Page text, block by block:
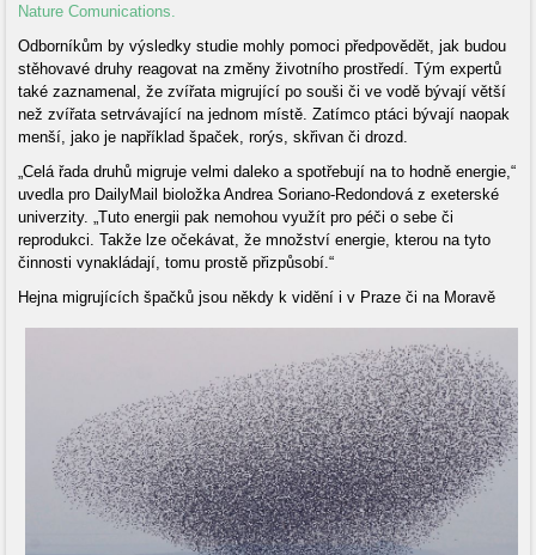
Nature Comunications.
Odborníkům by výsledky studie mohly pomoci předpovědět, jak budou
stěhovavé druhy reagovat na změny životního prostředí. Tým expertů
také zaznamenal, že zvířata migrující po souši či ve vodě bývají větší
než zvířata setrvávající na jednom místě. Zatímco ptáci bývají naopak
menší, jako je například špaček, rorýs, skřivan či drozd.
„Celá řada druhů migruje velmi daleko a spotřebují na to hodně energie,“
uvedla pro DailyMail bioložka Andrea Soriano-Redondová z exeterské
univerzity. „Tuto energii pak nemohou využít pro péči o sebe či
reprodukci. Takže lze očekávat, že množství energie, kterou na tyto
činnosti vynakládají, tomu prostě přizpůsobí.“
Hejna migrujících špačků jsou někdy k vidění i v Praze či na Moravě